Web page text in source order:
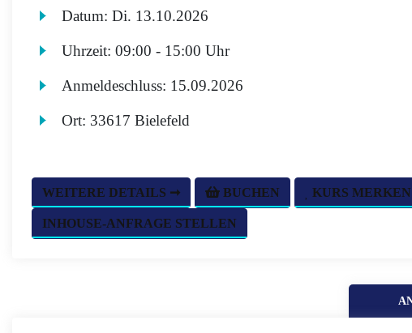
Datum:Di. 13.10.2026
Uhrzeit:09:00 - 15:00 Uhr
Anmeldeschluss: 15.09.2026
Ort: 33617 Bielefeld
WEITERE DETAILS ➞ BUCHEN KURS MERKEN
INHOUSE-ANFRAGE STELLEN